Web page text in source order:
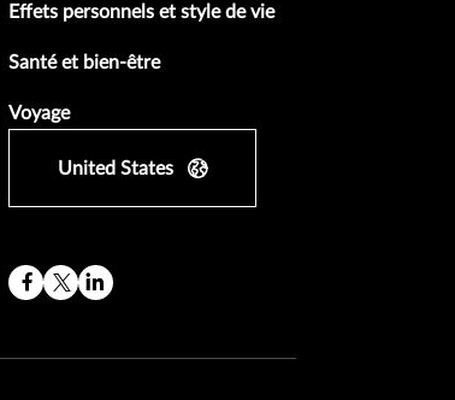
Effets personnels et style de vie
Santé et bien-être
Voyage
United States